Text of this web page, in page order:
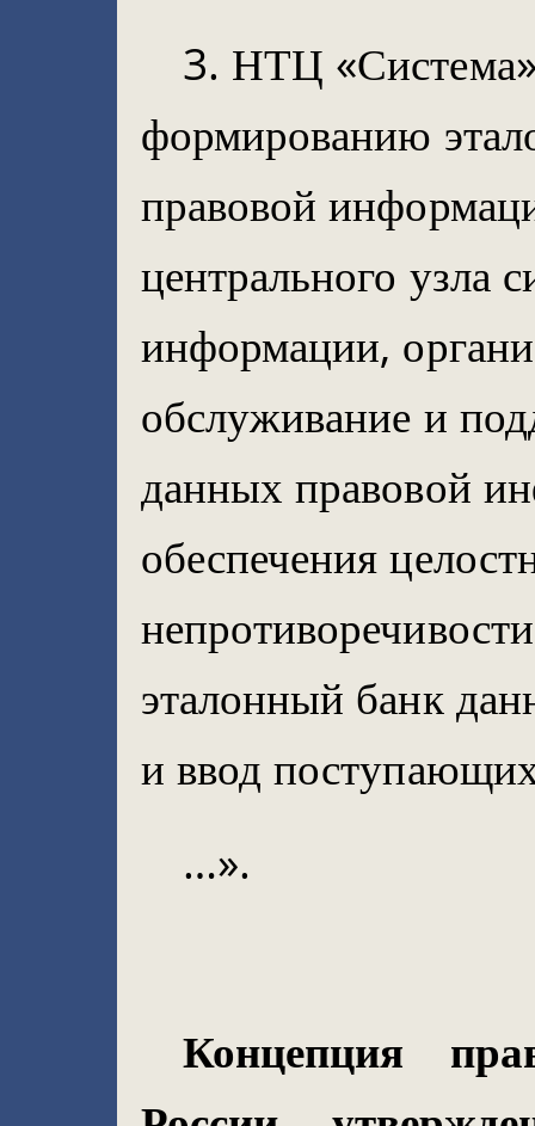
3. НТЦ
формированию
правовой
центрального узла
информации,
обслуживание и
данных правовой
обеспечения
эталонный банк
и ввод
…».
Концепция